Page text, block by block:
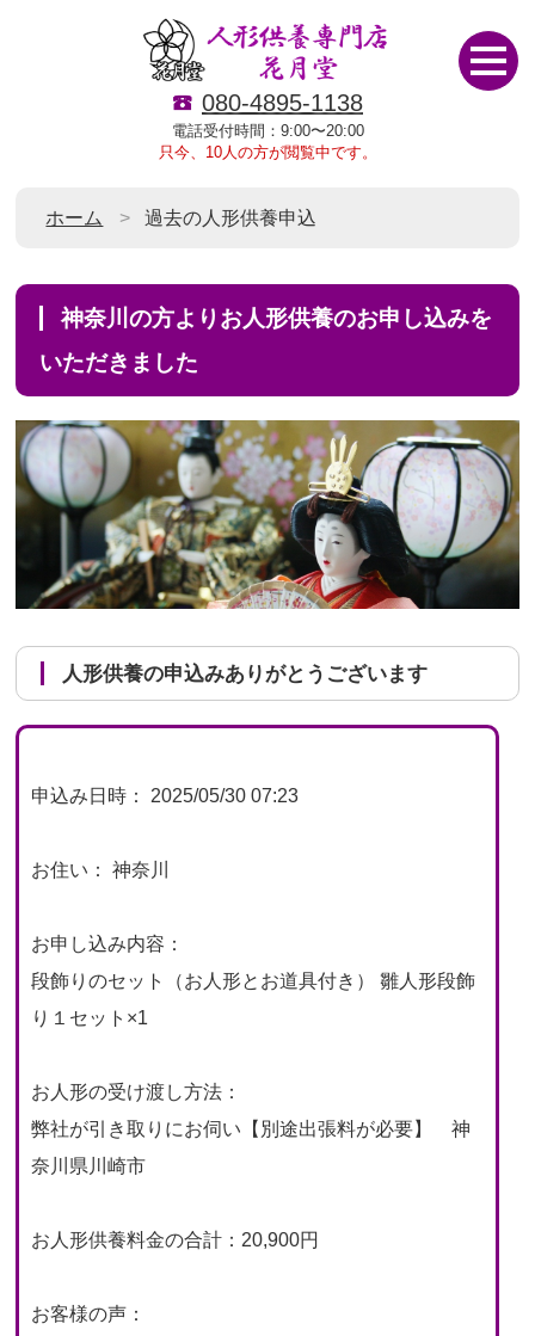
080-4895-1138
電話受付時間：9:00〜20:00
只今、10人の方が閲覧中です。
ホーム 過去の人形供養申込
神奈川の方よりお人形供養のお申し込みを
いただきました
人形供養の申込みありがとうございます
申込み日時： 2025/05/30 07:23
お住い： 神奈川
お申し込み内容：
段飾りのセット（お人形とお道具付き） 雛人形段飾
り１セット×1
お人形の受け渡し方法：
弊社が引き取りにお伺い【別途出張料が必要】 神
奈川県川崎市
お人形供養料金の合計：20,900円
お客様の声：